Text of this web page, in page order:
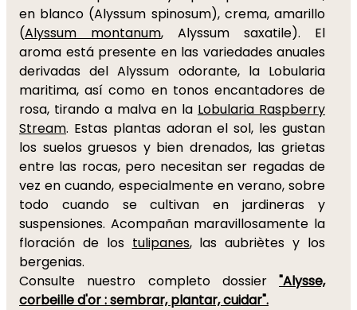
en blanco (Alyssum spinosum), crema, amarillo
(Alyssum montanum, Alyssum saxatile). El
aroma está presente en las variedades anuales
derivadas del Alyssum odorante, la Lobularia
maritima, así como en tonos encantadores de
rosa, tirando a malva en la Lobularia Raspberry
Stream. Estas plantas adoran el sol, les gustan
los suelos gruesos y bien drenados, las grietas
entre las rocas, pero necesitan ser regadas de
vez en cuando, especialmente en verano, sobre
todo cuando se cultivan en jardineras y
suspensiones. Acompañan maravillosamente la
floración de los tulipanes, las aubriètes y los
bergenias.
Consulte nuestro completo dossier "Alysse,
corbeille d'or : sembrar, plantar, cuidar".